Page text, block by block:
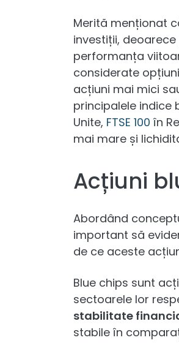
Merită menționat
investiții,
performanța
considerate
acțiuni mai mici
principalele indice
Unite, FTSE 100 în
mai mare și
Acțiuni
Abordând
important să
de ce aceste
Blue chips sunt
sectoarele lor
stabilitate
stabile în